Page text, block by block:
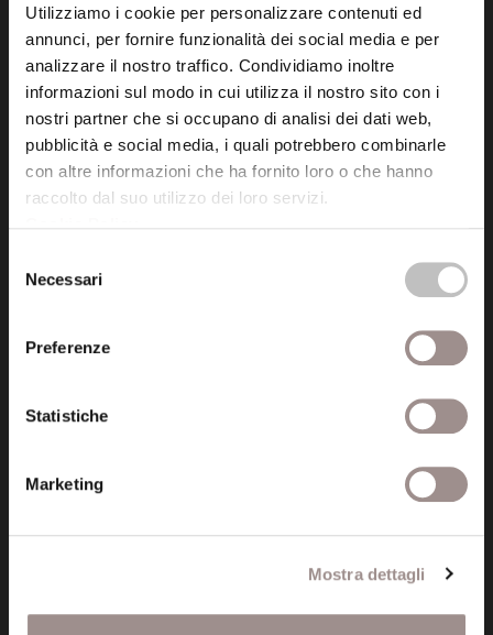
Utilizziamo i cookie per personalizzare contenuti ed
annunci, per fornire funzionalità dei social media e per
analizzare il nostro traffico. Condividiamo inoltre
informazioni sul modo in cui utilizza il nostro sito con i
nostri partner che si occupano di analisi dei dati web,
pubblicità e social media, i quali potrebbero combinarle
con altre informazioni che ha fornito loro o che hanno
raccolto dal suo utilizzo dei loro servizi.
delNecessari
Preferenze
Statistiche
Marketing
Mostra dettagli
Posta certificata (PEC)
fondazionecollegiosancarlo@legalmail.it
Seguici
Informazioni
Cookie policy
Privacy